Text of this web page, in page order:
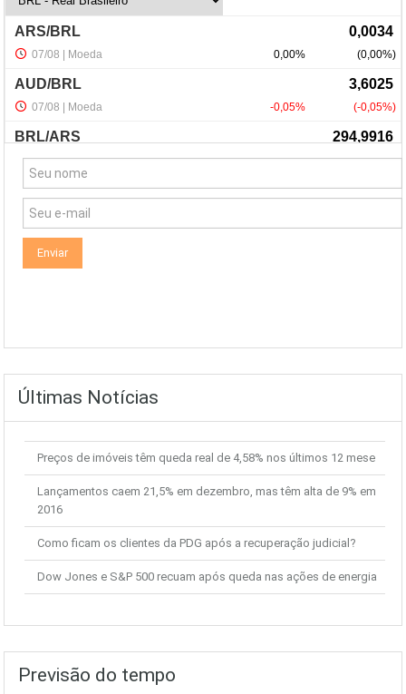
NewsLetter
Últimas Notícias
Preços de imóveis têm queda real de 4,58% nos últimos 12 mese
Lançamentos caem 21,5% em dezembro, mas têm alta de 9% em
2016
Como ficam os clientes da PDG após a recuperação judicial?
Dow Jones e S&P 500 recuam após queda nas ações de energia
Previsão do tempo